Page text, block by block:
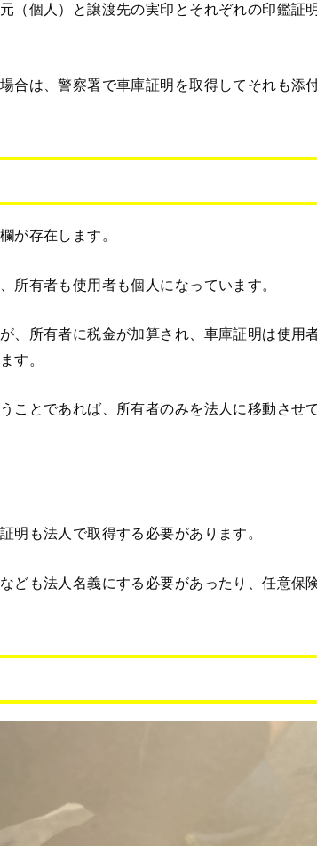
（個人）と譲渡先の実印とそれぞれの印鑑証
合は、警察署で車庫証明を取得してそれも添
が存在します。
所有者も使用者も個人になっています。
、所有者に税金が加算され、車庫証明は使用
す。
ことであれば、所有者のみを法人に移動させ
明も法人で取得する必要があります。
ども法人名義にする必要があったり、任意保